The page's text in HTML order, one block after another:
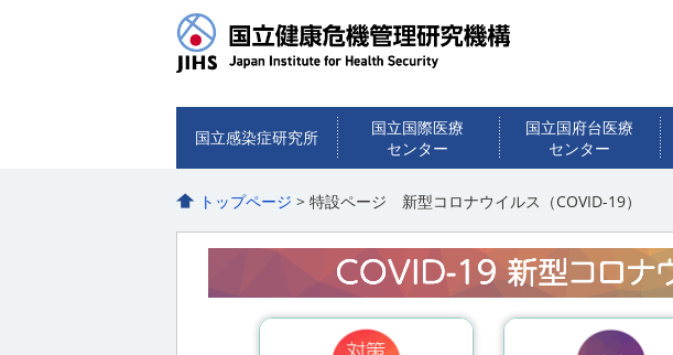
国立感染症研究所
国立国際医療
センター
国立国府台医療
センター
トップページ > 特設ページ 新型コロナウイルス（COVID-19）